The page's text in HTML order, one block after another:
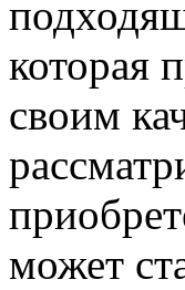
которая
своим
может